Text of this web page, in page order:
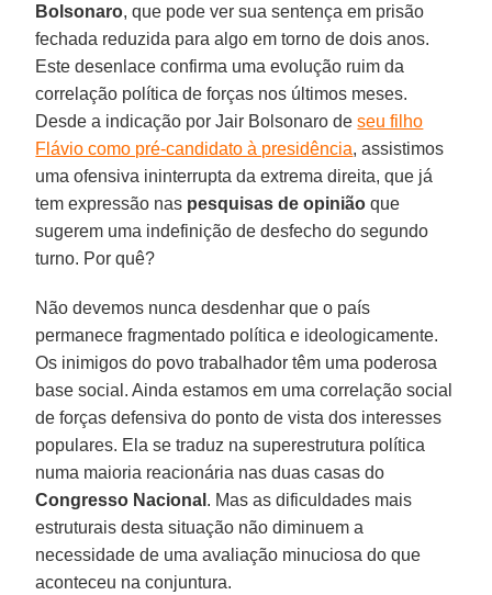
Bolsonaro, que pode ver sua sentença em prisão
fechada reduzida para algo em torno de dois anos.
Este desenlace confirma uma evolução ruim da
correlação política de forças nos últimos meses.
Desde a indicação por Jair Bolsonaro deseu filho
Flávio como pré-candidato à presidência, assistimos
uma ofensiva ininterrupta da extrema direita, que já
tem expressão nas pesquisas de opinião que
sugerem uma indefinição de desfecho do segundo
turno. Por quê?
Não devemos nunca desdenhar que o país
permanece fragmentado política e ideologicamente.
Os inimigos do povo trabalhador têm uma poderosa
base social. Ainda estamos em uma correlação social
de forças defensiva do ponto de vista dos interesses
populares. Ela se traduz na superestrutura política
numa maioria reacionária nas duas casas do
Congresso Nacional . Mas as dificuldades mais
estruturais desta situação não diminuem a
necessidade de uma avaliação minuciosa do que
aconteceu na conjuntura.